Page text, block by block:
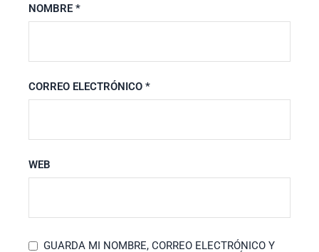
NOMBRE*
CORREO ELECTRÓNICO*
WEB
GUARDA MI NOMBRE, CORREO ELECTRÓNICO Y